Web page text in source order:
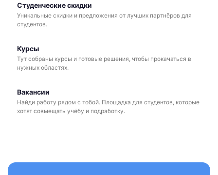
Студенческие скидки
Уникальные скидки и предложения от лучших партнёров для
студентов.
Курсы
Тут собраны курсы и готовые решения, чтобы прокачаться в
нужных областях.
Вакансии
Найди работу рядом с тобой. Площадка для студентов, которые
хотят совмещать учёбу и подработку.